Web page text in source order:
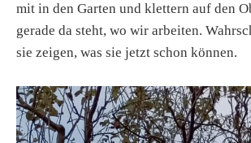
mit in den Garten und klettern auf den
gerade da steht, wo wir arbeiten.
sie zeigen, was sie jetzt schon können.